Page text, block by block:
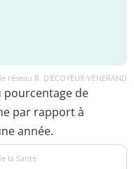
R. D'ECOYEUX-VENERAND
pourcentage de
par rapport à
année.
la Santé